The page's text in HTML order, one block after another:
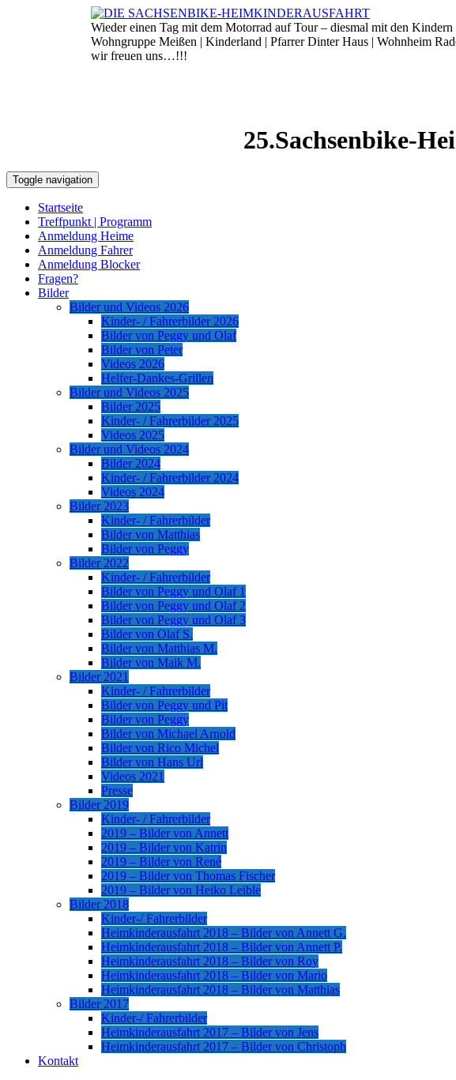
Wieder einen Tag mit dem Motorrad auf Tour – diesmal mit den
Wohngruppe Meißen | Kinderland | Pfarrer Dinter Haus | Wohnheim
wir freuen uns…!!!
25.Sachsenbike-
Toggle navigation
Startseite
Treffpunkt | Programm
Anmeldung Heime
Anmeldung Fahrer
Anmeldung Blocker
Fragen?
Bilder
Bilder und Videos 2026
Kinder- / Fahrerbilder 2026
Bilder von Peggy und Olaf
Bilder von Peter
Videos 2026
Helfer-Dankes-Grillen
Bilder und Videos 2025
Bilder 2025
Kinder- / Fahrerbilder 2025
Videos 2025
Bilder und Videos 2024
Bilder 2024
Kinder- / Fahrerbilder 2024
Videos 2024
Bilder 2023
Kinder- / Fahrerbilder
Bilder von Matthias
Bilder von Peggy
Bilder 2022
Kinder- / Fahrerbilder
Bilder von Peggy und Olaf 1
Bilder von Peggy und Olaf 2
Bilder von Peggy und Olaf 3
Bilder von Olaf S.
Bilder von Matthias M.
Bilder von Maik M.
Bilder 2021
Kinder- / Fahrerbilder
Bilder von Peggy und Pit
Bilder von Peggy
Bilder von Michael Arnold
Bilder von Rico Michel
Bilder von Hans Url
Videos 2021
Presse
Bilder 2019
Kinder- / Fahrerbilder
2019 – Bilder von Annett
2019 – Bilder von Katrin
2019 – Bilder von René
2019 – Bilder von Thomas Fischer
2019 – Bilder von Heiko Leible
Bilder 2018
Kinder-/ Fahrerbilder
Heimkinderausfahrt 2018 – Bilder von Annett G.
Heimkinderausfahrt 2018 – Bilder von Annett P.
Heimkinderausfahrt 2018 – Bilder von Roy
Heimkinderausfahrt 2018 – Bilder von Mario
Heimkinderausfahrt 2018 – Bilder von Matthias
Bilder 2017
Kinder-/ Fahrerbilder
Heimkinderausfahrt 2017 – Bilder von Jens
Heimkinderausfahrt 2017 – Bilder von Christoph
Kontakt